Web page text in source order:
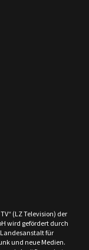
(LZ Television) der
wird gefördert durch
für
und neue Medien.